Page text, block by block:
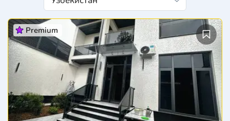
Premium